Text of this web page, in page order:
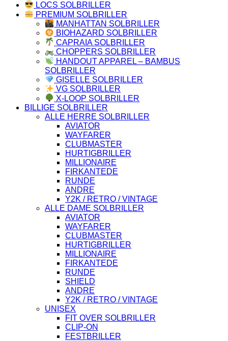
LOCS SOLBRILLER
PREMIUM SOLBRILLER
MANHATTAN SOLBRILLER
BIOHAZARD SOLBRILLER
CAPRAIA SOLBRILLER
CHOPPERS SOLBRILLER
HANDOUT APPAREL – BAMBUS
SOLBRILLER
GISELLE SOLBRILLER
VG SOLBRILLER
X-LOOP SOLBRILLER
BILLIGE SOLBRILLER
ALLE HERRE SOLBRILLER
AVIATOR
WAYFARER
CLUBMASTER
HURTIGBRILLER
MILLIONAIRE
FIRKANTEDE
RUNDE
ANDRE
Y2K / RETRO / VINTAGE
ALLE DAME SOLBRILLER
AVIATOR
WAYFARER
CLUBMASTER
HURTIGBRILLER
MILLIONAIRE
FIRKANTEDE
RUNDE
SHIELD
ANDRE
Y2K / RETRO / VINTAGE
UNISEX
FIT OVER SOLBRILLER
CLIP-ON
FESTBRILLER